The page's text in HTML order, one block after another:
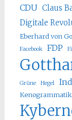
CDU Claus
Digitale
Eberhard von
Facebook FDP
Grüne Hegel
Kenogrammatik